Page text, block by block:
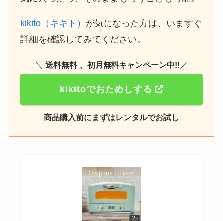
kikito（キキト） が気になった方は、いますぐ
詳細を確認してみてください。
＼ 送料無料 、初月無料キャンペーン中!! ／
kikitoでおためしする
商品購入前にまずはレンタルでお試し